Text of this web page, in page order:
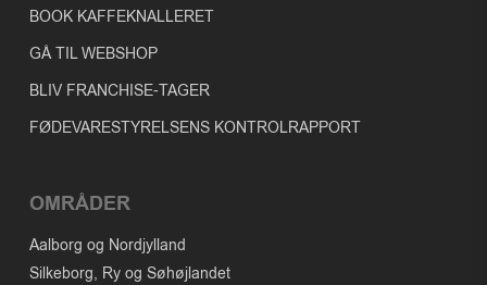
BOOK KAFFEKNALLERET
GÅ TIL WEBSHOP
BLIV FRANCHISE-TAGER
FØDEVARESTYRELSENS KONTROLRAPPORT
OMRÅDER
Aalborg og Nordjylland
Silkeborg, Ry og Søhøjlandet